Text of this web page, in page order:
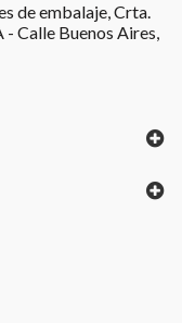
de embalaje, Crta.
Calle Buenos Aires,